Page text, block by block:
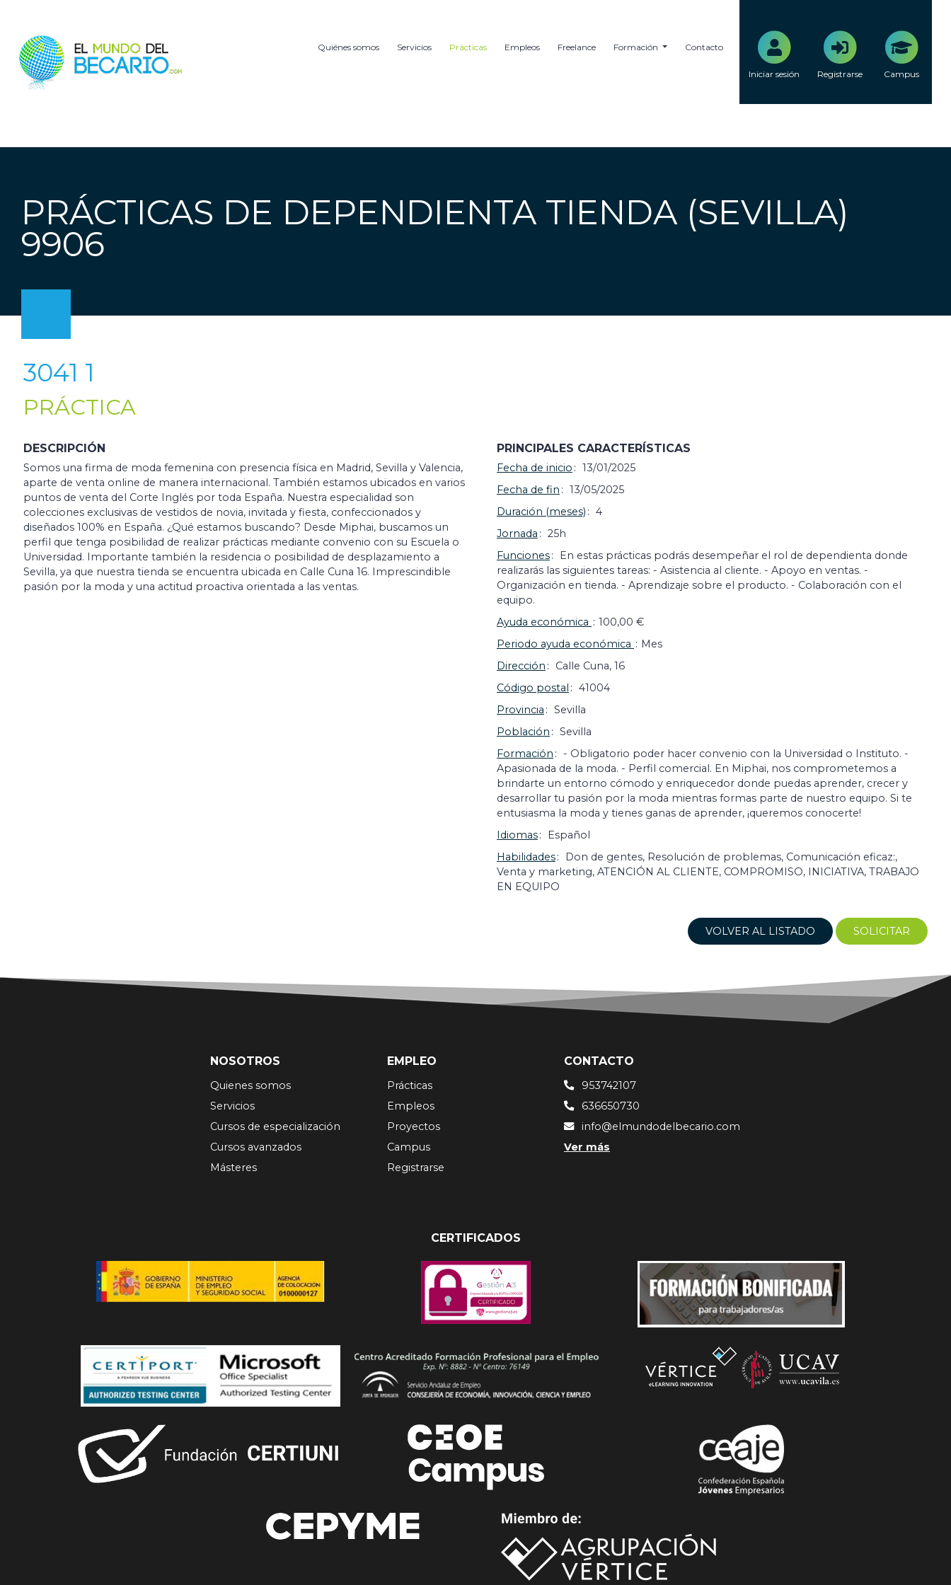
Quiénes somos Servicios Prácticas Empleos Freelance Formación Contacto
Iniciar sesión Registrarse Campus
PRÁCTICAS DE DEPENDIENTA TIENDA (SEVILLA)
9906
3041 1
PRÁCTICA
DESCRIPCIÓN
Somos una firma de moda femenina con presencia física en Madrid, Sevilla y Valencia,
aparte de venta online de manera internacional. También estamos ubicados en varios
puntos de venta del Corte Inglés por toda España. Nuestra especialidad son
colecciones exclusivas de vestidos de novia, invitada y fiesta, confeccionados y
diseñados 100% en España. ¿Qué estamos buscando? Desde Miphai, buscamos un
perfil que tenga posibilidad de realizar prácticas mediante convenio con su Escuela o
Universidad. Importante también la residencia o posibilidad de desplazamiento a
Sevilla, ya que nuestra tienda se encuentra ubicada en Calle Cuna 16. Imprescindible
pasión por la moda y una actitud proactiva orientada a las ventas.
PRINCIPALES CARACTERÍSTICAS
Fecha de inicio
13/01/2025
Fecha de fin
13/05/2025
Duración (meses)
4
Jornada
25h
Funciones
En estas prácticas podrás desempeñar el rol de dependienta donde
realizarás las siguientes tareas: - Asistencia al cliente. - Apoyo en ventas. -
Organización en tienda. - Aprendizaje sobre el producto. - Colaboración con el
equipo.
Ayuda económica
100,00 €
Periodo ayuda económica
Mes
Dirección
Calle Cuna, 16
Código postal
41004
Provincia
Sevilla
Población
Sevilla
Formación
- Obligatorio poder hacer convenio con la Universidad o Instituto. -
Apasionada de la moda. - Perfil comercial. En Miphai, nos comprometemos a
brindarte un entorno cómodo y enriquecedor donde puedas aprender, crecer y
desarrollar tu pasión por la moda mientras formas parte de nuestro equipo. Si te
entusiasma la moda y tienes ganas de aprender, ¡queremos conocerte!
Idiomas
Español
Habilidades
Don de gentes, Resolución de problemas, Comunicación eficaz:,
Venta y marketing, ATENCIÓN AL CLIENTE, COMPROMISO, INICIATIVA, TRABAJO
EN EQUIPO
VOLVER AL LISTADO SOLICITAR
NOSOTROS
Quienes somos
Servicios
Cursos de especialización
Cursos avanzados
Másteres
EMPLEO
Prácticas
Empleos
Proyectos
Campus
Registrarse
CONTACTO
953742107
636650730
info@elmundodelbecario.com
Ver más
CERTIFICADOS